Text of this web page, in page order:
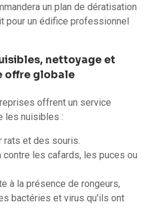
un plan de dératisation
pour un édifice professionnel
nettoyage et
offre globale
offrent un service
les nuisibles :
rats et des souris.
les cafards, les puces ou
à la présence de rongeurs,
bactéries et virus qu'ils ont